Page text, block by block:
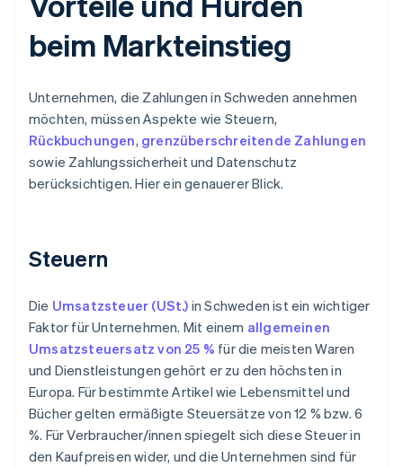
beim Markteinstieg
Unternehmen, die Zahlungen in Schweden annehmen
möchten, müssen Aspekte wie Steuern,
Rückbuchungen, grenzüberschreitende Zahlungen
sowie Zahlungssicherheit und Datenschutz
berücksichtigen. Hier ein genauerer Blick.
Steuern
Die Umsatzsteuer (USt.) in Schweden ist ein wichtiger
Faktor für Unternehmen. Mit einem allgemeinen
Umsatzsteuersatz von 25 % für die meisten Waren
und Dienstleistungen gehört er zu den höchsten in
Europa. Für bestimmte Artikel wie Lebensmittel und
Bücher gelten ermäßigte Steuersätze von 12 % bzw. 6
%. Für Verbraucher/innen spiegelt sich diese Steuer in
den Kaufpreisen wider, und die Unternehmen sind für